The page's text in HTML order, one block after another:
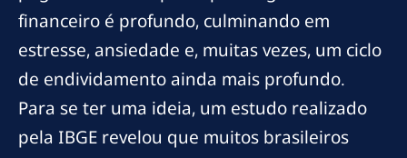
financeiro é profundo, culminando em
estresse, ansiedade e, muitas vezes, um ciclo
de endividamento ainda mais profundo.
Para se ter uma ideia, um estudo realizado
pela IBGE revelou que muitos brasileiros